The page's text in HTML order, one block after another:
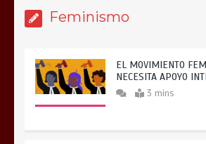
Feminismo
EL MOVIMIENTO
NECESITA APOYO
3 mins